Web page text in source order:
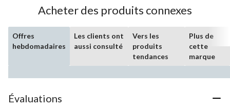
Acheter des produits connexes
Offres
hebdomadaires
Les clients ont
aussi consulté
Vers les
produits
tendances
Plus de
cette
marque
Évaluations